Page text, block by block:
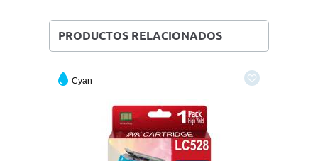
PRODUCTOS RELACIONADOS
Cyan